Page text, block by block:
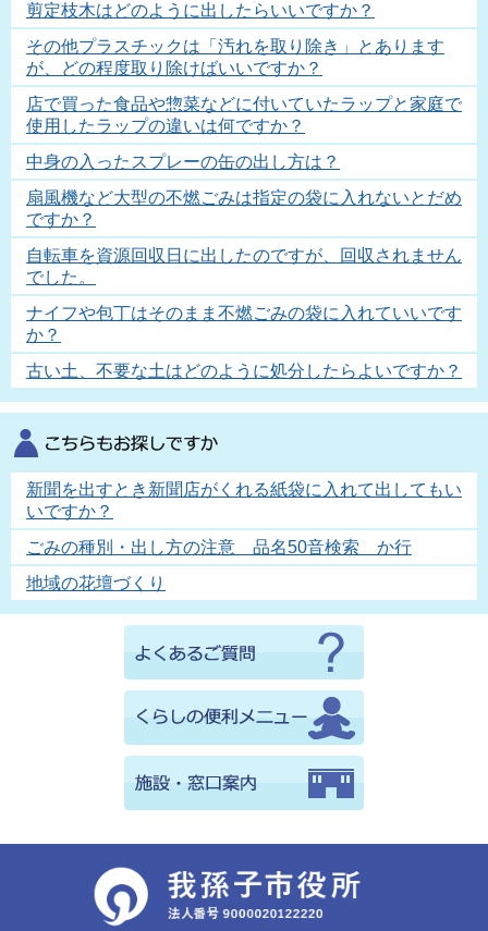
剪定枝木はどのように出したらいいですか？
その他プラスチックは「汚れを取り除き」とあります
が、どの程度取り除けばいいですか？
店で買った食品や惣菜などに付いていたラップと家庭で
使用したラップの違いは何ですか？
中身の入ったスプレーの缶の出し方は？
扇風機など大型の不燃ごみは指定の袋に入れないとだめ
ですか？
自転車を資源回収日に出したのですが、回収されません
でした。
ナイフや包丁はそのまま不燃ごみの袋に入れていいです
か？
古い土、不要な土はどのように処分したらよいですか？
新聞を出すとき新聞店がくれる紙袋に入れて出してもい
いですか？
ごみの種別・出し方の注意 品名50音検索 か行
地域の花壇づくり